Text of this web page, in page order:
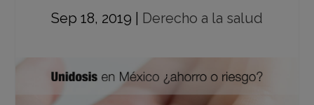
Sep 18, 2019
Derecho a la salud